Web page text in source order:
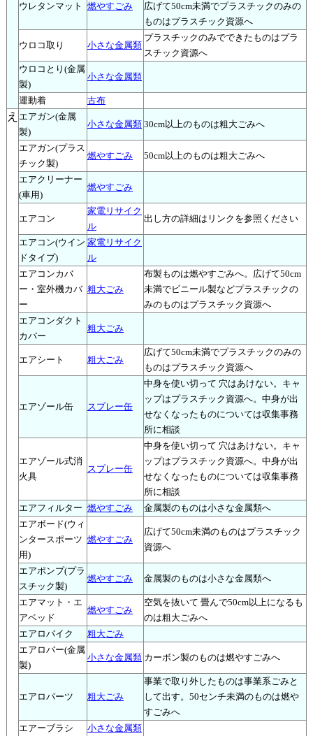
ウレタンマット 燃やすごみ
広げて50cm未満でプラスチックのみの
ものはプラスチック資源へ
ウロコ取り 小さな金属類
プラスチックのみでできたものはプラ
スチック資源へ
ウロコとり(金属
製)
小さな金属類
運動着 古布
え エアガン(金属
製)
小さな金属類 30cm以上のものは粗大ごみへ
エアガン(プラス
チック製)
燃やすごみ 50cm以上のものは粗大ごみへ
エアクリーナー
(車用)
燃やすごみ
エアコン
家電リサイク
ル
出し方の詳細はリンクを参照ください
エアコン(ウイン
ドタイプ)
家電リサイク
ル
エアコンカバ
ー・室外機カバ
ー
粗大ごみ
布製ものは燃やすごみへ。広げて50cm
未満でビニール製などプラスチックの
みのものはプラスチック資源へ
エアコンダクト
カバー
粗大ごみ
エアシート 粗大ごみ
広げて50cm未満でプラスチックのみの
ものはプラスチック資源へ
エアゾール缶 スプレー缶
中身を使い切って 穴はあけない。キャ
ップはプラスチック資源へ。中身が出
せなくなったものについては収集事務
所に相談
エアゾール式消
火具
スプレー缶
中身を使い切って 穴はあけない。キャ
ップはプラスチック資源へ。中身が出
せなくなったものについては収集事務
所に相談
エアフィルター 燃やすごみ
金属製のものは小さな金属類へ
エアボード(ウィ
ンタースポーツ
用)
燃やすごみ
広げて50cm未満のものはプラスチック
資源へ
エアポンプ(プラ
スチック製)
燃やすごみ 金属製のものは小さな金属類へ
エアマット・エ
アベッド
燃やすごみ
空気を抜いて 畳んで50cm以上になるも
のは粗大ごみへ
エアロバイク
粗大ごみ
エアロバー(金属
製)
小さな金属類 カーボン製のものは燃やすごみへ
エアロパーツ 粗大ごみ
事業で取り外したものは事業系ごみと
して出す。50センチ未満のものは燃や
すごみへ
エアーブラシ
小さな金属類